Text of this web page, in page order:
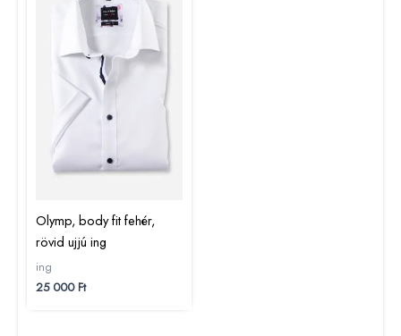
Olymp, body fit fehér,
rövid ujjú ing
ing
25 000Ft